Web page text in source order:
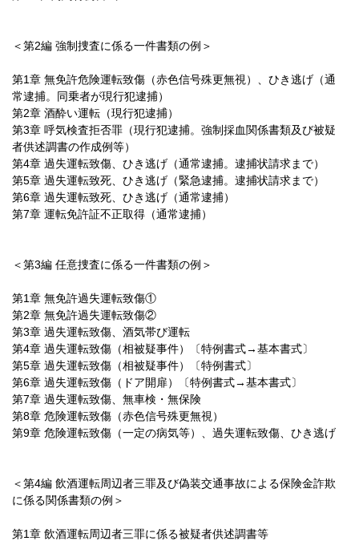
＜第2編 強制捜査に係る一件書類の例＞
第1章 無免許危険運転致傷（赤色信号殊更無視）、ひき逃げ（通
常逮捕。同乗者が現行犯逮捕）
第2章 酒酔い運転（現行犯逮捕）
第3章 呼気検査拒否罪（現行犯逮捕。強制採血関係書類及び被疑
者供述調書の作成例等）
第4章 過失運転致傷、ひき逃げ（通常逮捕。逮捕状請求まで）
第5章 過失運転致死、ひき逃げ（緊急逮捕。逮捕状請求まで）
第6章 過失運転致死、ひき逃げ（通常逮捕）
第7章 運転免許証不正取得（通常逮捕）
＜第3編 任意捜査に係る一件書類の例＞
第1章 無免許過失運転致傷①
第2章 無免許過失運転致傷②
第3章 過失運転致傷、酒気帯び運転
第4章 過失運転致傷（相被疑事件）〔特例書式→基本書式〕
第5章 過失運転致傷（相被疑事件）〔特例書式〕
第6章 過失運転致傷（ドア開扉）〔特例書式→基本書式〕
第7章 過失運転致傷、無車検・無保険
第8章 危険運転致傷（赤色信号殊更無視）
第9章 危険運転致傷（一定の病気等）、過失運転致傷、ひき逃げ
＜第4編 飲酒運転周辺者三罪及び偽装交通事故による保険金詐欺
に係る関係書類の例＞
第1章 飲酒運転周辺者三罪に係る被疑者供述調書等